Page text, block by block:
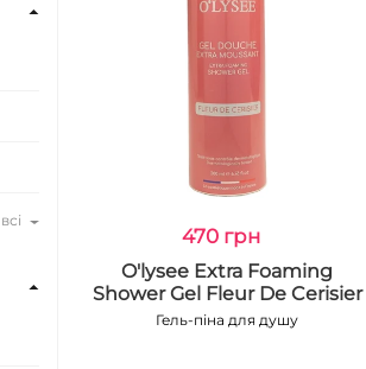
470 грн
O'lysee Extra Foaming
Shower Gel Fleur De Cerisier
Гель-піна для душу